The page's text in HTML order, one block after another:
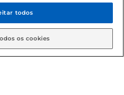
Todos os direitos
Gbarbosa.
todos
os cookies